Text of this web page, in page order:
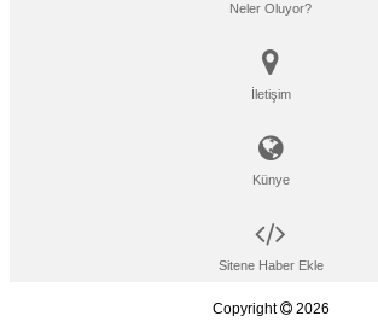
Neler Oluyor?
İletişim
Künye
Sitene Haber Ekle
Copyright 2026